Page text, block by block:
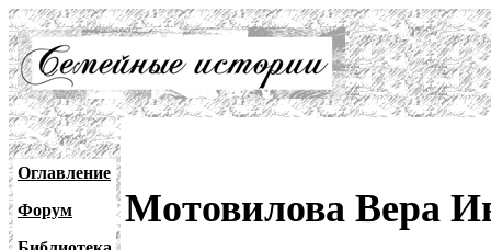
Оглавление
Форум
Мотовилова Вера